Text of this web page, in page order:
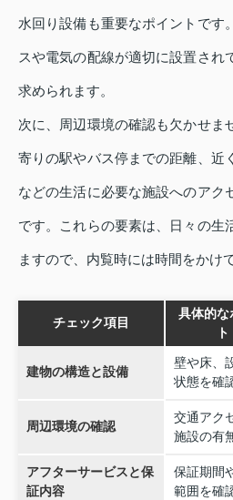
水回り設備も重要なポイントです
スや電気の配線が適切に設置され
求められます。
次に、周辺環境の確認も欠かせま
寄りの駅やバス停までの距離、近
などの生活に必要な施設へのアク
です。これらの要素は、日々の生
ますので、内覧時には時間をかけ
チェック項目
具体的な
ト
建物の構造と設備
壁や床、
状態を確
周辺環境の確認
交通アク
施設の有
アフターサービスと保
証内容
保証期間
範囲を確